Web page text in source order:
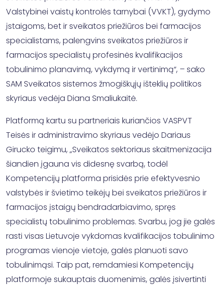
Valstybinei vaistų kontrolės tarnybai (VVKT), gydymo
įstaigoms, bet ir sveikatos priežiūros bei farmacijos
specialistams, palengvins sveikatos priežiūros ir
farmacijos specialistų profesinės kvalifikacijos
tobulinimo planavimą, vykdymą ir vertinimą“, – sako
SAM Sveikatos sistemos žmogiškųjų išteklių politikos
skyriaus vedėja Diana Smaliukaitė.
Platformą kartu su partneriais kuriančios VASPVT
Teisės ir administravimo skyriaus vedėjo Dariaus
Girucko teigimu, „Sveikatos sektoriaus skaitmenizacija
šiandien įgauna vis didesnę svarbą, todėl
Kompetencijų platforma prisidės prie efektyvesnio
valstybės ir švietimo teikėjų bei sveikatos priežiūros ir
farmacijos įstaigų bendradarbiavimo, spręs
specialistų tobulinimo problemas. Svarbu, jog jie galės
rasti visas Lietuvoje vykdomas kvalifikacijos tobulinimo
programas vienoje vietoje, galės planuoti savo
tobulinimąsi. Taip pat, remdamiesi Kompetencijų
platformoje sukauptais duomenimis, galės įsivertinti